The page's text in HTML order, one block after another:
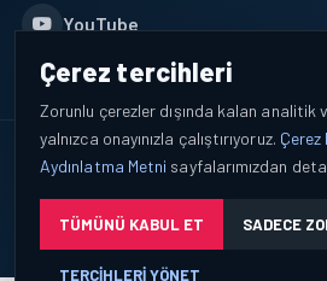
YouTube
WhatsApp
© 2026 AEROPORTIST I Havacılık Veri
hakları saklıdır.
Okuyucu verileri yalnızca açık
Çerez tercihleri
Zorunlu çerezler dışında kalan analitik
yalnızca onayınızla çalıştırıyoruz. Çerez
Aydınlatma Metni sayfalarımızdan
TÜMÜNÜ KABUL ET SADECE
TERCIHLERI YÖNET